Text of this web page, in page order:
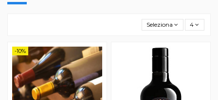
Seleziona 4
-10%